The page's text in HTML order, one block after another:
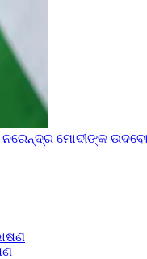
ନରେନ୍ଦ୍ର ମୋଦୀଙ୍କ